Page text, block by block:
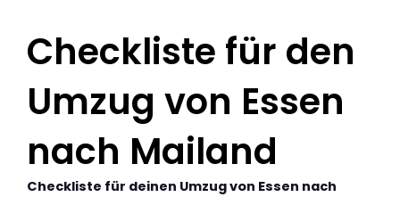
Checkliste für den
Umzug von Essen
nach Mailand
Checkliste für deinen Umzug von Essen nach